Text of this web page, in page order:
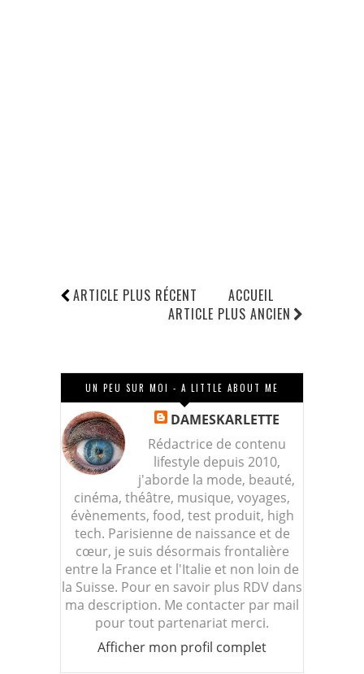
ARTICLE PLUS RÉCENT
ARTICLE PLUS ANCIEN
ACCUEIL
UN PEU SUR MOI - A LITTLE ABOUT ME
DAMESKARLETTE
Rédactrice de contenu
lifestyle depuis 2010,
j'aborde la mode, beauté,
cinéma, théâtre, musique, voyages,
évènements, food, test produit, high
tech. Parisienne de naissance et de
cœur, je suis désormais frontalière
entre la France et l'Italie et non loin de
la Suisse. Pour en savoir plus RDV dans
ma description. Me contacter par mail
pour tout partenariat merci.
Afficher mon profil complet